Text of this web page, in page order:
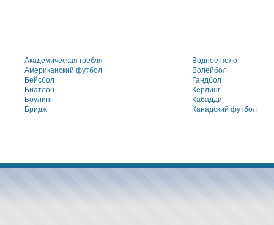
Академическая гребля
Американский футбол
Бейсбол
Биатлон
Боулинг
Бридж
Водное поло
Волейбол
Гандбол
Кёрлинг
Кабадди
Канадский футбол